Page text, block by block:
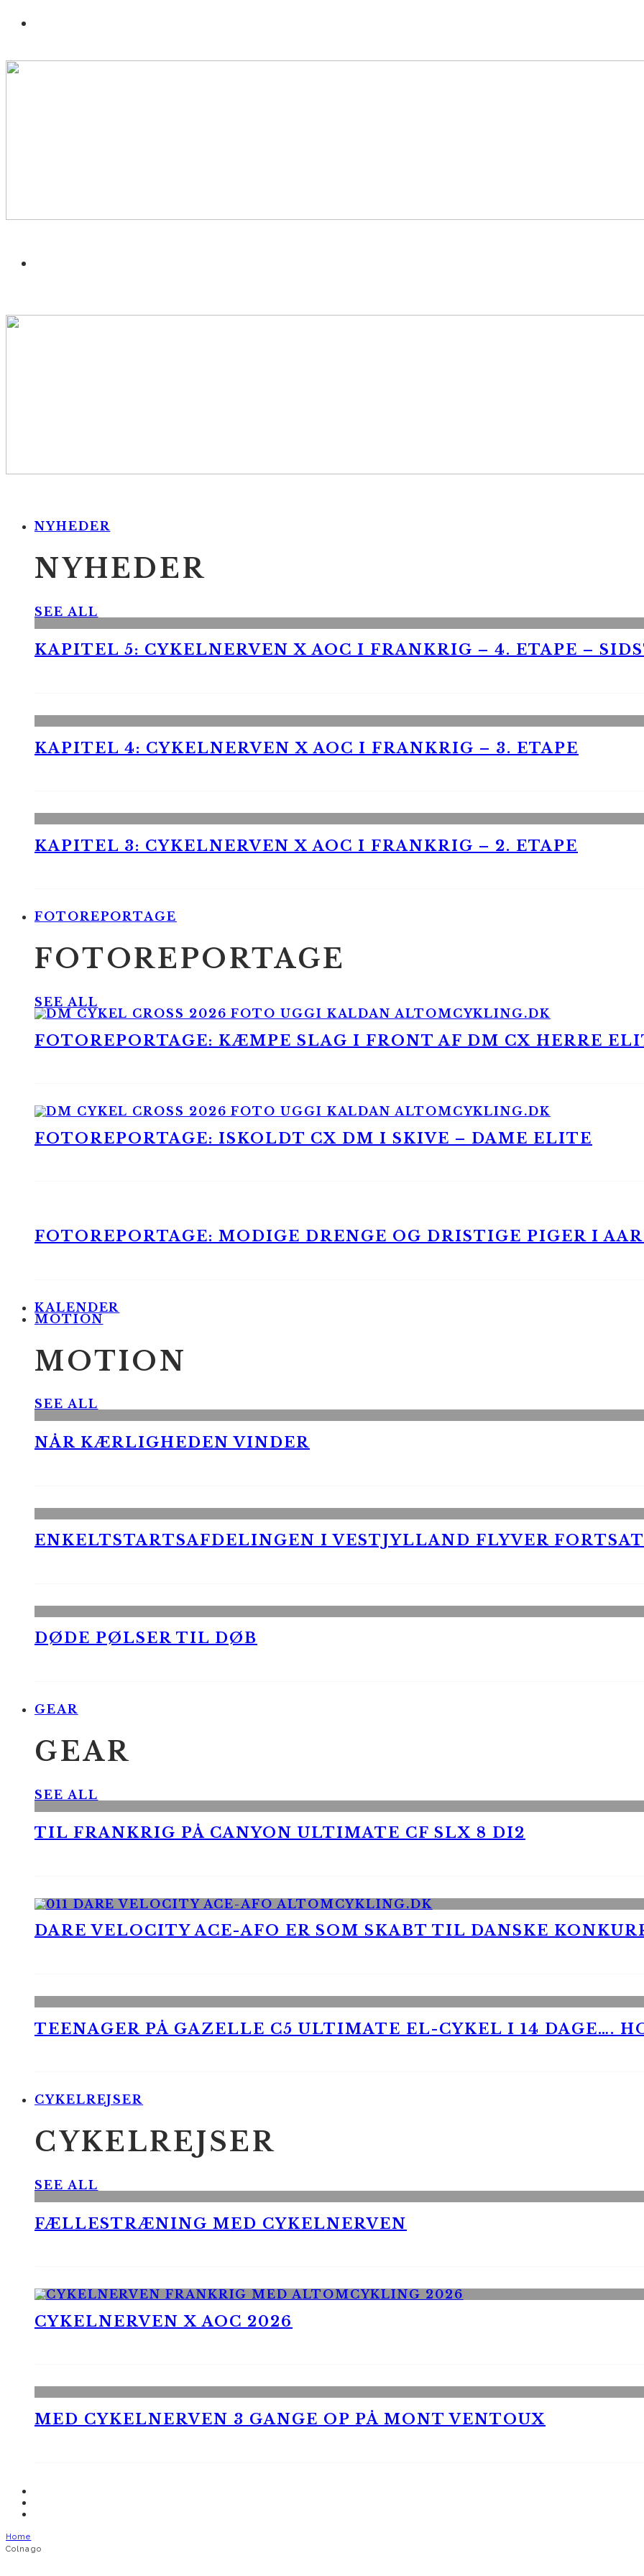
NYHEDER
NYHEDER
SEE ALL
KAPITEL 5: CYKELNERVEN X AOC I FRANKRIG – 4. ETAPE –
KAPITEL 4: CYKELNERVEN X AOC I FRANKRIG – 3. ETAPE
KAPITEL 3: CYKELNERVEN X AOC I FRANKRIG – 2. ETAPE
FOTOREPORTAGE
FOTOREPORTAGE
SEE ALL
FOTOREPORTAGE: KÆMPE SLAG I FRONT AF DM CX HERRE
FOTOREPORTAGE: ISKOLDT CX DM I SKIVE – DAME ELITE
FOTOREPORTAGE: MODIGE DRENGE OG DRISTIGE PIGER I
KALENDER
MOTION
MOTION
SEE ALL
NÅR KÆRLIGHEDEN VINDER
ENKELTSTARTSAFDELINGEN I VESTJYLLAND FLYVER
DØDE PØLSER TIL DØB
GEAR
GEAR
SEE ALL
TIL FRANKRIG PÅ CANYON ULTIMATE CF SLX 8 DI2
DARE VELOCITY ACE-AFO ER SOM SKABT TIL DANSKE
TEENAGER PÅ GAZELLE C5 ULTIMATE EL-CYKEL I 14 DAGE….
CYKELREJSER
CYKELREJSER
SEE ALL
FÆLLESTRÆNING MED CYKELNERVEN
CYKELNERVEN X AOC 2026
MED CYKELNERVEN 3 GANGE OP PÅ MONT VENTOUX
Home
Colnago